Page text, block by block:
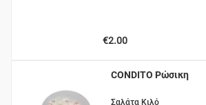
€2.00
CONDITO Ρώσικη
Σαλάτα Κιλό